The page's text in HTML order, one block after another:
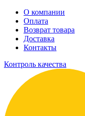
О компании
Оплата
Возврат товара
Доставка
Контакты
Контроль качества